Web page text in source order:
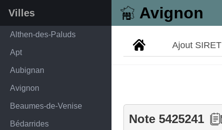
Avignon
Villes
Althen-des-Paluds
Apt
Aubignan
Avignon
Beaumes-de-Venise
Bédarrides
Ajout SIRET
Note 5425241